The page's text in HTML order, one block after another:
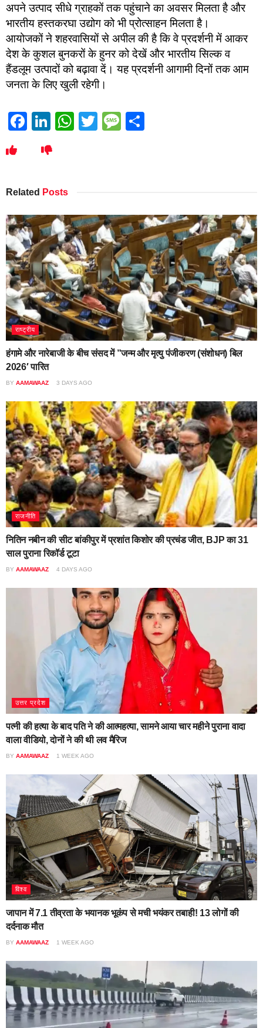
अपने उत्पाद सीधे ग्राहकों तक पहुंचाने का अवसर मिलता है और
भारतीय हस्तकरघा उद्योग को भी प्रोत्साहन मिलता है।
आयोजकों ने शहरवासियों से अपील की है कि वे प्रदर्शनी में आकर
देश के कुशल बुनकरों के हुनर को देखें और भारतीय सिल्क व
हैंडलूम उत्पादों को बढ़ावा दें। यह प्रदर्शनी आगामी दिनों तक आम
जनता के लिए खुली रहेगी।
Facebook
LinkedIn
WhatsApp
TwitterMessage
Related Posts
राष्ट्रीय
हंगामे और नारेबाजी के बीच संसद में ”जन्म और मृत्यु पंजीकरण (संशोधन) बिल
2026′ पारित
BY AAMAWAAZ 3 DAYS AGO
राजनीति
नितिन नबीन की सीट बांकीपुर में प्रशांत किशोर की प्रचंड जीत, BJP का 31
साल पुराना रिकॉर्ड टूटा
BY AAMAWAAZ 4 DAYS AGO
उत्तर प्रदेश
पत्नी की हत्या के बाद पति ने की आत्महत्या, सामने आया चार महीने पुराना वादा
वाला वीडियो, दोनों ने की थी लव मैरिज
BY AAMAWAAZ 1 WEEK AGO
विश्व
जापान में 7.1 तीव्रता के भयानक भूकंप से मची भयंकर तबाही! 13 लोगों की
दर्दनाक मौत
BY AAMAWAAZ 1 WEEK AGO